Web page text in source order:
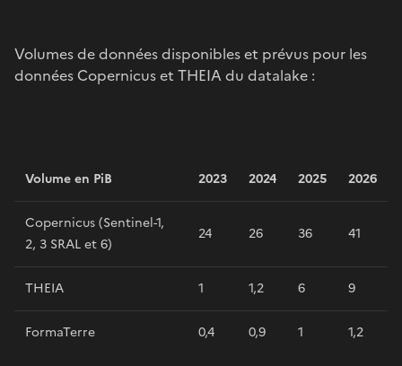
Volumes de données disponibles et prévus pour les
données Copernicus et THEIA du datalake :
Volume en PiB 2023 2024 2025 2026
Copernicus (Sentinel-1,
2, 3 SRAL et 6)
24 26 36 41
THEIA 1 1,2 6 9
FormaTerre 0,4 0,9 1 1,2